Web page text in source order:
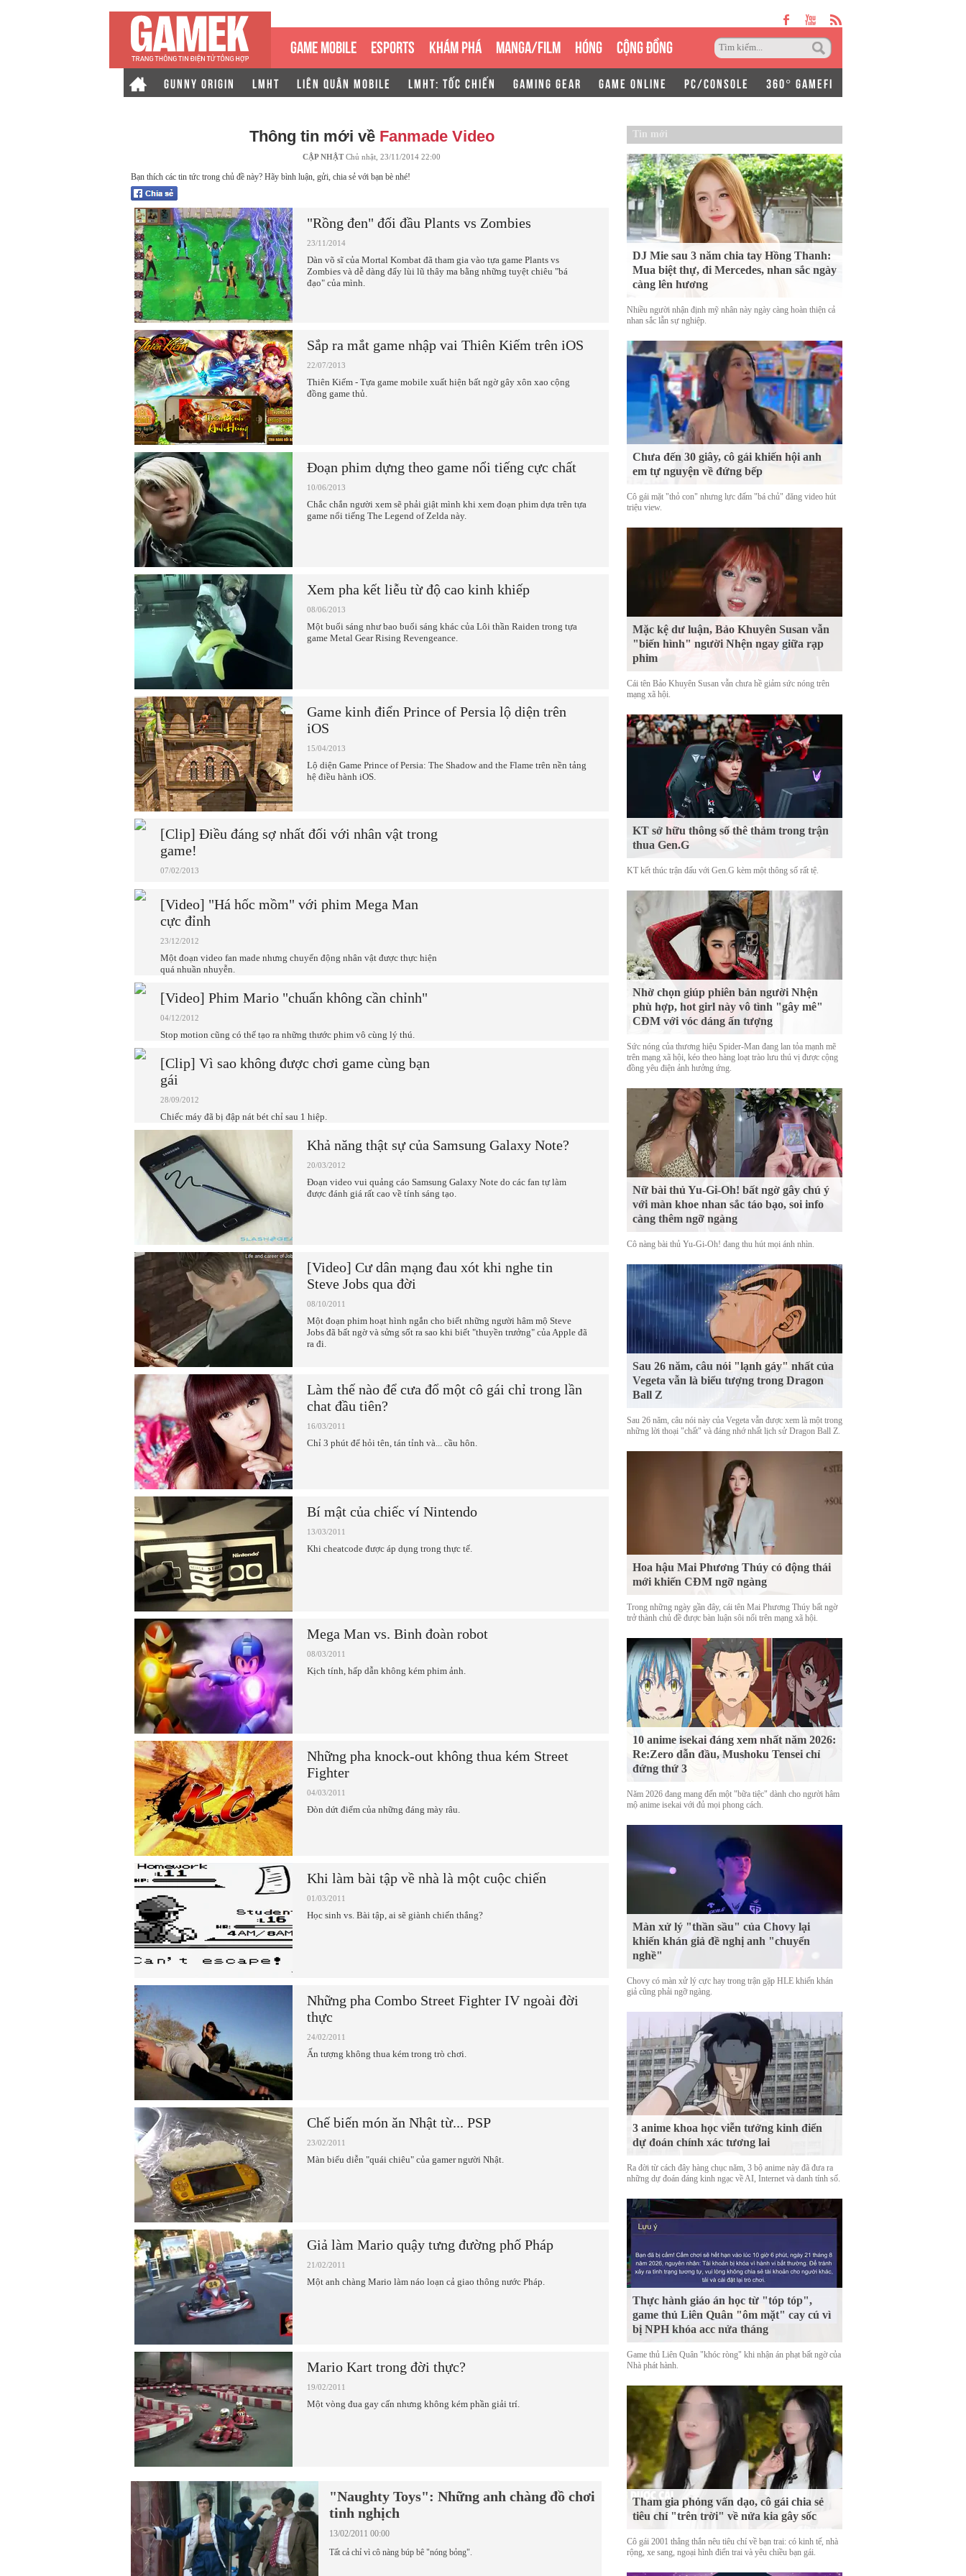
GAME MOBILE ESPORTS KHÁM PHÁ MANGA/FILM HÓNG CỘNG ĐỒNG
GUNNY ORIGIN LMHT LIÊN QUÂN MOBILE LMHT: TỐC CHIẾN GAMING GEAR GAME ONLINE PC/CONSOLE 360° GAMEFI
Thông tin mới về Fanmade Video
CẬP NHẬTChủ nhật, 23/11/2014 22:00
Bạn thích các tin tức trong chủ đề này? Hãy bình luận, gửi, chia sẻ với bạn bè nhé!
"Rồng đen" đối đầu Plants vs Zombies
23/11/2014
Dàn võ sĩ của Mortal Kombat đã tham gia vào tựa game Plants vs
Zombies và dễ dàng đẩy lùi lũ thây ma bằng những tuyệt chiêu "bá
đạo" của mình.
Sắp ra mắt game nhập vai Thiên Kiếm trên iOS
22/07/2013
Thiên Kiếm - Tựa game mobile xuất hiện bất ngờ gây xôn xao cộng
đồng game thủ.
Đoạn phim dựng theo game nổi tiếng cực chất
10/06/2013
Chắc chắn người xem sẽ phải giật mình khi xem đoạn phim dựa trên tựa
game nổi tiếng The Legend of Zelda này.
Xem pha kết liễu từ độ cao kinh khiếp
08/06/2013
Một buổi sáng như bao buổi sáng khác của Lôi thần Raiden trong tựa
game Metal Gear Rising Revengeance.
Game kinh điển Prince of Persia lộ diện trên
iOS
15/04/2013
Lộ diện Game Prince of Persia: The Shadow and the Flame trên nền tảng
hệ điều hành iOS.
[Clip] Điều đáng sợ nhất đối với nhân vật trong
game!
07/02/2013
[Video] "Há hốc mồm" với phim Mega Man
cực đỉnh
23/12/2012
Một đoạn video fan made nhưng chuyển động nhân vật được thực hiện
quá nhuần nhuyễn.
[Video] Phim Mario "chuẩn không cần chỉnh"
04/12/2012
Stop motion cũng có thể tạo ra những thước phim vô cùng lý thú.
[Clip] Vì sao không được chơi game cùng bạn
gái
28/09/2012
Chiếc máy đã bị đập nát bét chỉ sau 1 hiệp.
Khả năng thật sự của Samsung Galaxy Note?
20/03/2012
Đoạn video vui quảng cáo Samsung Galaxy Note do các fan tự làm
được đánh giá rất cao về tính sáng tạo.
[Video] Cư dân mạng đau xót khi nghe tin
Steve Jobs qua đời
08/10/2011
Một đoạn phim hoạt hình ngắn cho biết những người hâm mộ Steve
Jobs đã bất ngờ và sửng sốt ra sao khi biết "thuyền trưởng" của Apple đã
ra đi.
Làm thế nào để cưa đổ một cô gái chỉ trong lần
chat đầu tiên?
16/03/2011
Chỉ 3 phút để hỏi tên, tán tỉnh và... cầu hôn.
Bí mật của chiếc ví Nintendo
13/03/2011
Khi cheatcode được áp dụng trong thực tế.
Mega Man vs. Binh đoàn robot
08/03/2011
Kịch tính, hấp dẫn không kém phim ảnh.
Những pha knock-out không thua kém Street
Fighter
04/03/2011
Đòn dứt điểm của những đáng mày râu.
Khi làm bài tập về nhà là một cuộc chiến
01/03/2011
Học sinh vs. Bài tập, ai sẽ giành chiến thắng?
Những pha Combo Street Fighter IV ngoài đời
thực
24/02/2011
Ấn tượng không thua kém trong trò chơi.
Chế biến món ăn Nhật từ... PSP
23/02/2011
Màn biểu diễn "quái chiêu" của gamer người Nhật.
Giả làm Mario quậy tưng đường phố Pháp
21/02/2011
Một anh chàng Mario làm náo loạn cả giao thông nước Pháp.
Mario Kart trong đời thực?
19/02/2011
Một vòng đua gay cấn nhưng không kém phần giải trí.
"Naughty Toys": Những anh chàng đồ chơi
tinh nghịch
13/02/2011 00:00
Tất cả chỉ vì cô nàng búp bê "nóng bỏng".
Tin mới
DJ Mie sau 3 năm chia tay Hồng Thanh:
Mua biệt thự, đi Mercedes, nhan sắc ngày
càng lên hương
Nhiều người nhận định mỹ nhân này ngày càng hoàn thiện cả
nhan sắc lẫn sự nghiệp.
Chưa đến 30 giây, cô gái khiến hội anh
em tự nguyện về đứng bếp
Cô gái mặt "thỏ con" nhưng lực đấm "bá chủ" đăng video hút
triệu view.
Mặc kệ dư luận, Bảo Khuyên Susan vẫn
"biến hình" người Nhện ngay giữa rạp
phim
Cái tên Bảo Khuyên Susan vẫn chưa hề giảm sức nóng trên
mạng xã hội.
KT sở hữu thông số thê thảm trong trận
thua Gen.G
KT kết thúc trận đấu với Gen.G kèm một thông số rất tệ.
Nhờ chọn giúp phiên bản người Nhện
phù hợp, hot girl này vô tình "gây mê"
CĐM với vóc dáng ấn tượng
Sức nóng của thương hiệu Spider-Man đang lan tỏa mạnh mẽ
trên mạng xã hội, kéo theo hàng loạt trào lưu thú vị được cộng
đồng yêu điện ảnh hưởng ứng.
Nữ bài thủ Yu-Gi-Oh! bất ngờ gây chú ý
với màn khoe nhan sắc táo bạo, soi info
càng thêm ngỡ ngàng
Cô nàng bài thủ Yu-Gi-Oh! đang thu hút mọi ánh nhìn.
Sau 26 năm, câu nói "lạnh gáy" nhất của
Vegeta vẫn là biểu tượng trong Dragon
Ball Z
Sau 26 năm, câu nói này của Vegeta vẫn được xem là một trong
những lời thoại "chất" và đáng nhớ nhất lịch sử Dragon Ball Z.
Hoa hậu Mai Phương Thúy có động thái
mới khiến CĐM ngỡ ngàng
Trong những ngày gần đây, cái tên Mai Phương Thúy bất ngờ
trở thành chủ đề được bàn luận sôi nổi trên mạng xã hội.
10 anime isekai đáng xem nhất năm 2026:
Re:Zero dẫn đầu, Mushoku Tensei chỉ
đứng thứ 3
Năm 2026 đang mang đến một "bữa tiệc" dành cho người hâm
mộ anime isekai với đủ mọi phong cách.
Màn xử lý "thần sầu" của Chovy lại
khiến khán giả đề nghị anh "chuyển
nghề"
Chovy có màn xử lý cực hay trong trận gặp HLE khiến khán
giả cũng phải ngỡ ngàng.
3 anime khoa học viễn tưởng kinh điển
dự đoán chính xác tương lai
Ra đời từ cách đây hàng chục năm, 3 bộ anime này đã đưa ra
những dự đoán đáng kinh ngạc về AI, Internet và danh tính số.
Thực hành giáo án học từ "tóp tóp",
game thủ Liên Quân "ôm mặt" cay cú vì
bị NPH khóa acc nửa tháng
Game thủ Liên Quân "khóc ròng" khi nhận án phạt bất ngờ của
Nhà phát hành.
Tham gia phỏng vấn dạo, cô gái chia sẻ
tiêu chí "trên trời" về nửa kia gây sốc
Cô gái 2001 thẳng thắn nêu tiêu chí về bạn trai: có kinh tế, nhà
rộng, xe sang, ngoại hình điển trai và yêu chiều bạn gái.